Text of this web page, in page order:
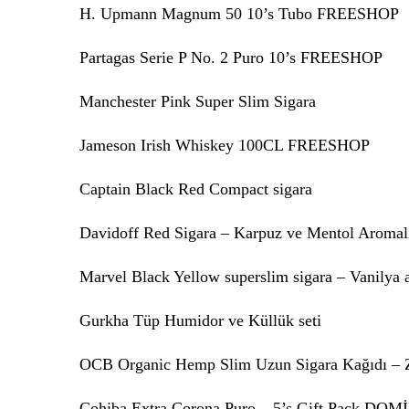
H. Upmann Magnum 50 10’s Tubo FREESHOP
Partagas Serie P No. 2 Puro 10’s FREESHOP
Manchester Pink Super Slim Sigara
Jameson Irish Whiskey 100CL FREESHOP
Captain Black Red Compact sigara
Davidoff Red Sigara – Karpuz ve Mentol
Marvel Black Yellow superslim sigara – Vanilya
Gurkha Tüp Humidor ve Küllük seti
OCB Organic Hemp Slim Uzun Sigara Kağıdı –